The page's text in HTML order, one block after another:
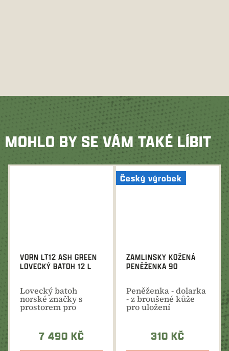
MOHLO BY SE VÁM TAKÉ LÍBIT
VORN LT12 ASH GREEN
LOVECKÝ BATOH 12 L
Lovecký batoh
norské značky s
prostorem pro
zbraň. TOP
7 490 KČ
Český výrobek
ZAMLINSKY KOŽENÁ
PENĚŽENKA 90
Peněženka - dolarka
- z broušené kůže
pro uložení
papírových
310 KČ